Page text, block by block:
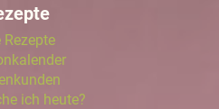
Rezepte
ich heute?